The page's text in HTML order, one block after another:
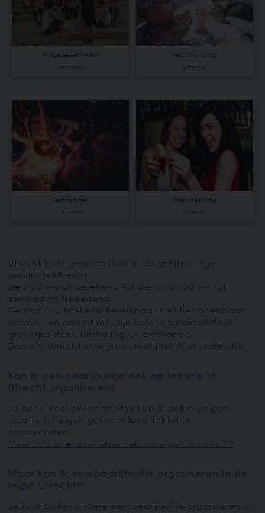
Vrijgezellenfeest
Utrecht
Teambuilding
Utrecht
Kerstborrel
Utrecht
Vriendenuitje
Utrecht
Utrecht is de grootste stad in de gelijknamige
provincie Utrecht.
De stad wordt gerekend tot de randstad en ligt
centraal in Nederland.
De stad is uitstekend bereikbaar met het openbaar
vervoer, en ademt met zijn talloze karakteristieke
grachtjes sfeer, uitstraling en ambiance.
Daarom Utrecht voor jouw bedrijfsuitje of teamuitje.
Kan ik een bedrijfsuitje ook op locatie in
Utrecht organiseren?
Ja hoor, veel evenementen kun je ook op eigen
locatie (of eigen gekozen locatie) laten
plaatsvinden.
Meer info over evenementen op eigen locatie >>
Waar kan ik een bedrijfsuitje organiseren in de
regio Utrecht?
Je kunt onder andere een bedrijfsuitje organiseren in: